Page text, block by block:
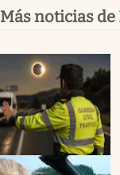
Más noticias de